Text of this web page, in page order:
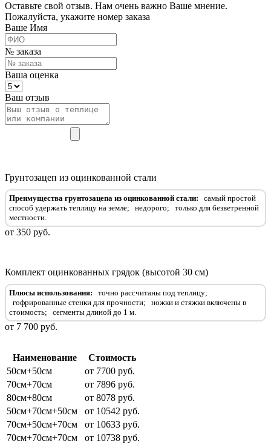
Оставьте свой отзыв. Нам очень важно Ваше мнение.
Пожалуйста, укажите номер заказа
Ваше Имя
№ заказа
Ваша оценка
Ваш отзыв
Грунтозацеп из оцинкованной стали
Преимущества грунтозацепа из оцинкованной стали:
самый простой
способ удержать теплицу на земле;
недорого;
только для безветренной
местности.
от 350 руб.
Комплект оцинкованных грядок (высотой 30 см)
Плюсы использования:
точно рассчитаны под теплицу;
гофрированные стенки для прочности;
ножки и стяжки включены в
стоимость; сегменты длиной до 1 м.
от 7 700 руб.
Наименование
Стоимость
50см+50см
от 7700 руб.
70см+70см
от 7896 руб.
80см+80см
от 8078 руб.
50см+70см+50см
от 10542 руб.
70см+50см+70см
от 10633 руб.
70см+70см+70см
от 10738 руб.